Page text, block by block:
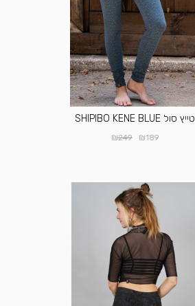
טייץ סול SHIPIBO KENE BLUE
₪189
₪249